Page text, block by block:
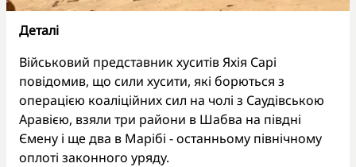
Деталі
Військовий представник хуситів Яхія Сарі
повідомив, що сили хусити, які борються з
операцією коаліційних сил на чолі з Саудівською
Аравією, взяли три райони в Шабва на півдні
Ємену і ще два в Марібі - останньому північному
оплоті законного уряду.